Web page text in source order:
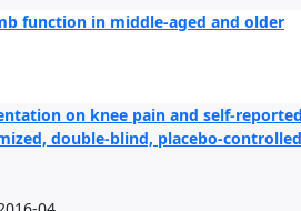
function in middle-aged and older
on knee pain and self-reported
double-blind, placebo-controlled